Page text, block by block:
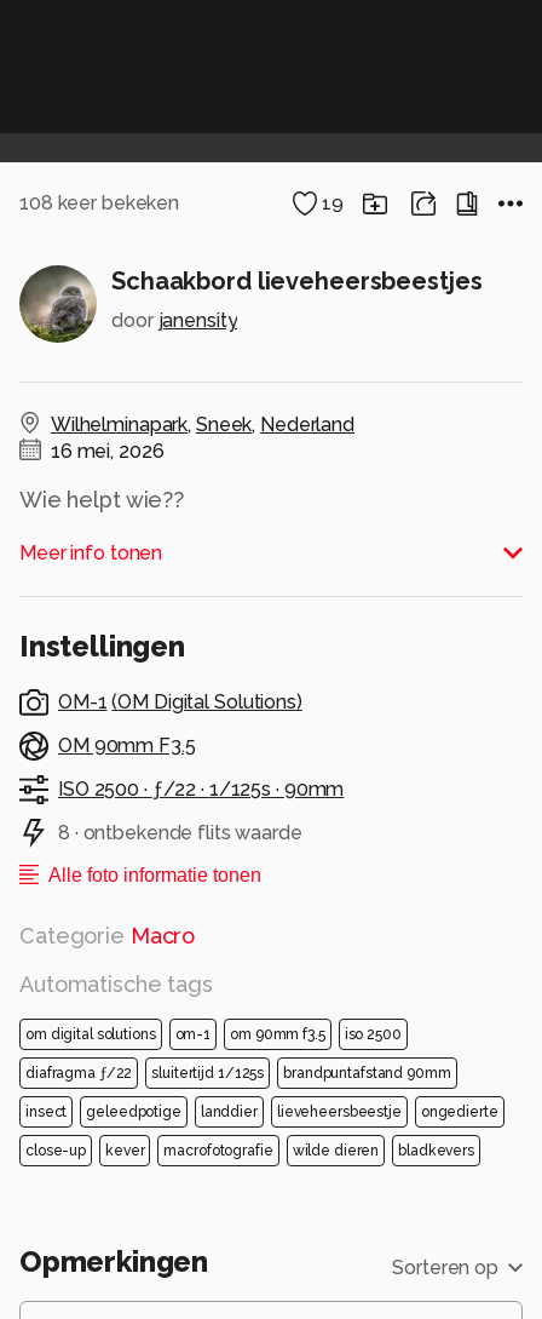
108 keer bekeken 19
Schaakbord lieveheersbeestjes
door janensity
Wilhelminapark, Sneek, Nederland
16 mei, 2026
Wie helpt wie??
Alle rechten voorbehouden
Meer info tonen
Instellingen
OM-1 (OM Digital Solutions)
OM 90mm F3.5
ISO 2500 · ƒ/22 · 1/125s · 90mm
8 · ontbekende flits waarde
Alle foto informatie tonen
Categorie Macro
Automatische tags
om digital solutions om-1 om 90mm f3.5 iso 2500
diafragma ƒ/22 sluitertijd 1/125s brandpuntafstand 90mm
insect geleedpotige landdier lieveheersbeestje ongedierte
close-up kever macrofotografie wilde dieren bladkevers
Opmerkingen Sorteren op